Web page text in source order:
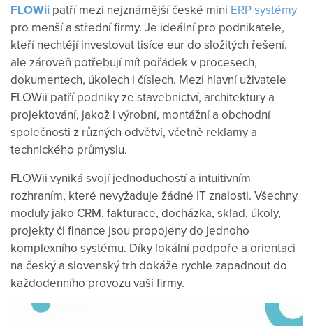
FLOWii patří mezi nejznámější české mini ERP systémy
pro menší a střední firmy. Je ideální pro podnikatele,
kteří nechtějí investovat tisíce eur do složitých řešení,
ale zároveň potřebují mít pořádek v procesech,
dokumentech, úkolech i číslech. Mezi hlavní uživatele
FLOWii patří podniky ze stavebnictví, architektury a
projektování, jakož i výrobní, montážní a obchodní
společnosti z různých odvětví, včetně reklamy a
technického průmyslu.
FLOWii vyniká svojí jednoduchostí a intuitivním
rozhraním, které nevyžaduje žádné IT znalosti. Všechny
moduly jako CRM, fakturace, docházka, sklad, úkoly,
projekty či finance jsou propojeny do jednoho
komplexního systému. Díky lokální podpoře a orientaci
na český a slovenský trh dokáže rychle zapadnout do
každodenního provozu vaší firmy.